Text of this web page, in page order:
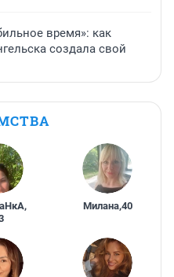
время»: как
создала свой
,
Милана,40